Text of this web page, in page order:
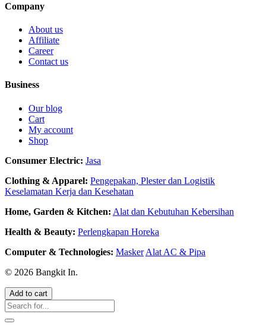
Company
About us
Affiliate
Career
Contact us
Business
Our blog
Cart
My account
Shop
Consumer Electric: Jasa
Clothing & Apparel: Pengepakan, Plester dan Logistik
Keselamatan Kerja dan Kesehatan
Home, Garden & Kitchen: Alat dan Kebutuhan Kebersihan
Health & Beauty: Perlengkapan Horeka
Computer & Technologies: Masker Alat AC & Pipa
© 2026 Bangkit In.
Add to cart